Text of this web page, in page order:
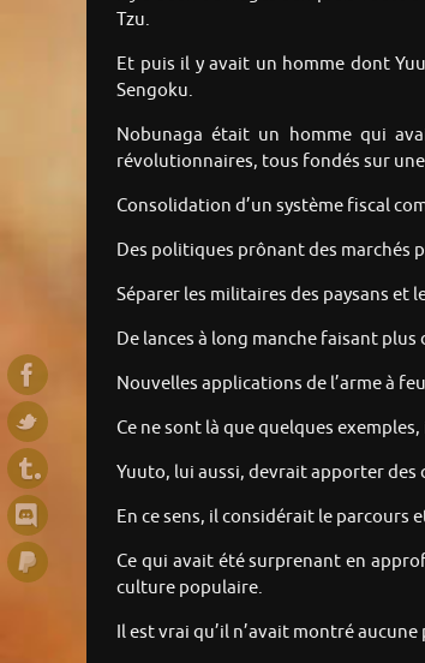
Tzu.
Et puis il y avait un homme dont
Sengoku.
Nobunaga était un homme qui
révolutionnaires, tous fondés sur
Consolidation d’un système fiscal
Des politiques prônant des marchés
Séparer les militaires des paysans
De lances à long manche faisant
Nouvelles applications de l’arme à
Ce ne sont là que quelques
Yuuto, lui aussi, devrait apporter
En ce sens, il considérait le parcours
Ce qui avait été surprenant en
culture populaire.
Il est vrai qu’il n’avait montré